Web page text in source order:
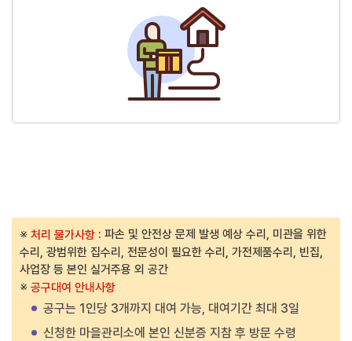
※ 처리 불가사항 : 파손 및 안전상 문제 발생 예상 수리, 미관을 위한
수리, 광범위한 집수리, 전문성이 필요한 수리, 가전제품수리, 빈집,
사업장 등 본인 실거주용 외 공간
※ 공구대여 안내사항
공구는 1인당 3개까지 대여 가능, 대여기간 최대 3일
신청한 마을관리소에 본인 신분증 지참 후 방문 수령